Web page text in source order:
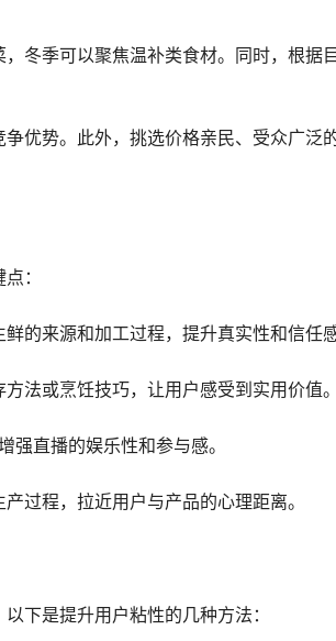
冬季可以聚焦温补类食材。同时，根据
优势。此外，挑选价格亲民、受众广泛
：
的来源和加工过程，提升真实性和信任感
法或烹饪技巧，让用户感受到实用价值。
强直播的娱乐性和参与感。
过程，拉近用户与产品的心理距离。
下是提升用户粘性的几种方法：